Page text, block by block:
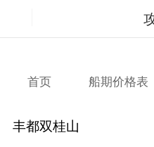
首页 船期价格表
丰都双桂山